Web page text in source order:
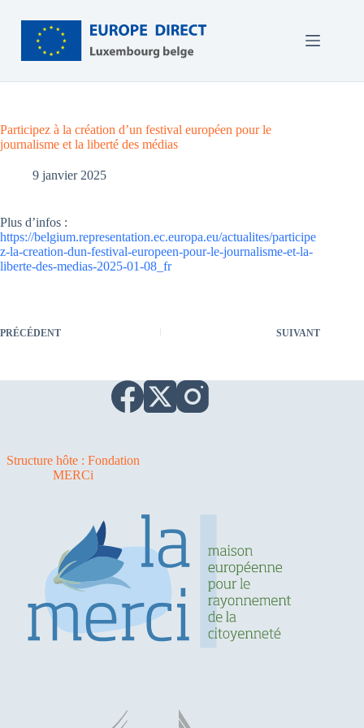
contenu
Participez à la création d’un festival européen pour le
journalisme et la liberté des médias
9 janvier 2025
Plus d’infos :
https://belgium.representation.ec.europa.eu/actualites/participe
z-la-creation-dun-festival-europeen-pour-le-journalisme-et-la-
liberte-des-medias-2025-01-08_fr
PRÉCÉDENT SUIVANT
Structure hôte : Fondation
MERCi